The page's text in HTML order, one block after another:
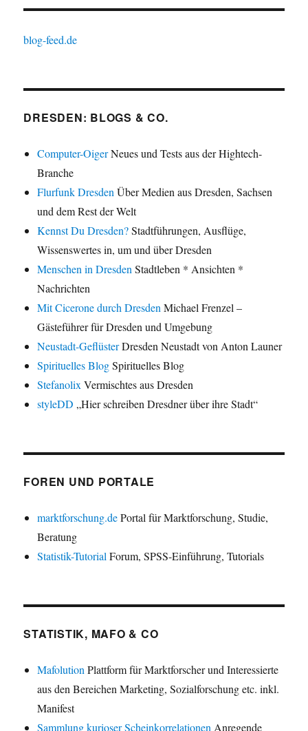
blog-feed.de
DRESDEN: BLOGS & CO.
Computer-OigerNeues und Tests aus der Hightech-
Branche
Flurfunk DresdenÜber Medien aus Dresden, Sachsen
und dem Rest der Welt
Kennst Du Dresden?Stadtführungen, Ausflüge,
Wissenswertes in, um und über Dresden
Menschen in DresdenStadtleben * Ansichten *
Nachrichten
Mit Cicerone durch DresdenMichael Frenzel –
Gästeführer für Dresden und Umgebung
Neustadt-GeflüsterDresden Neustadt von Anton Launer
Spirituelles BlogSpirituelles Blog
StefanolixVermischtes aus Dresden
styleDD „Hier schreiben Dresdner über ihre Stadt“
FOREN UND PORTALE
marktforschung.dePortal für Marktforschung, Studie,
Beratung
Statistik-TutorialForum, SPSS-Einführung, Tutorials
STATISTIK, MAFO & CO
MafolutionPlattform für Marktforscher und Interessierte
aus den Bereichen Marketing, Sozialforschung etc. inkl.
Manifest
Sammlung kurioser ScheinkorrelationenAnregende